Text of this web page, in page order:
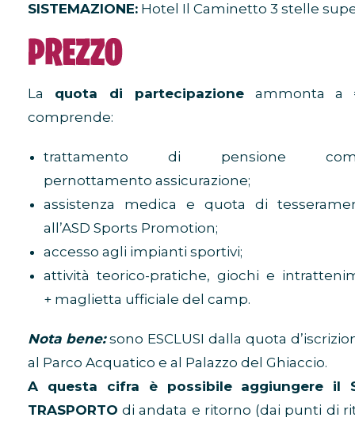
SISTEMAZIONE: Hotel Il Caminetto 3 stelle
La quota di partecipazioneammonta a
comprende:
trattamento di pensione
pernottamento assicurazione;
assistenza medica e quota di
all’ASD Sports Promotion;
accesso agli impianti sportivi;
attività teorico-pratiche, giochi e
+ maglietta ufficiale del camp.
Nota bene:sono ESCLUSI dalla quota
al Parco Acquatico e al Palazzo del Ghiaccio.
A questa cifra è possibile aggiungere il
TRASPORTO di andata e ritorno (dai punti di